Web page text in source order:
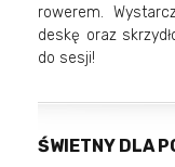
rowerem.
deskę oraz
do sesji!
ŚWIETNY DLA